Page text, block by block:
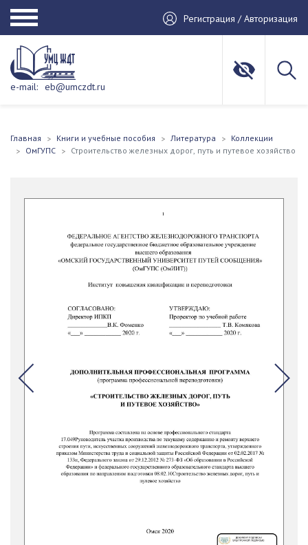
Регистрация / Авторизация
e-mail: eb@umczdt.ru
Главная Книги и учебные пособия Литература
Коллекции
ОмГУПС
Строительство железных дорог, путь и путевое хозяйство